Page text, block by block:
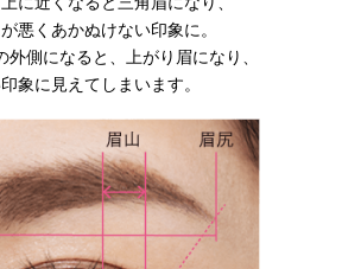
悪くあかぬけない印象に。
側になると、上がり眉になり、
象に見えてしまいます。